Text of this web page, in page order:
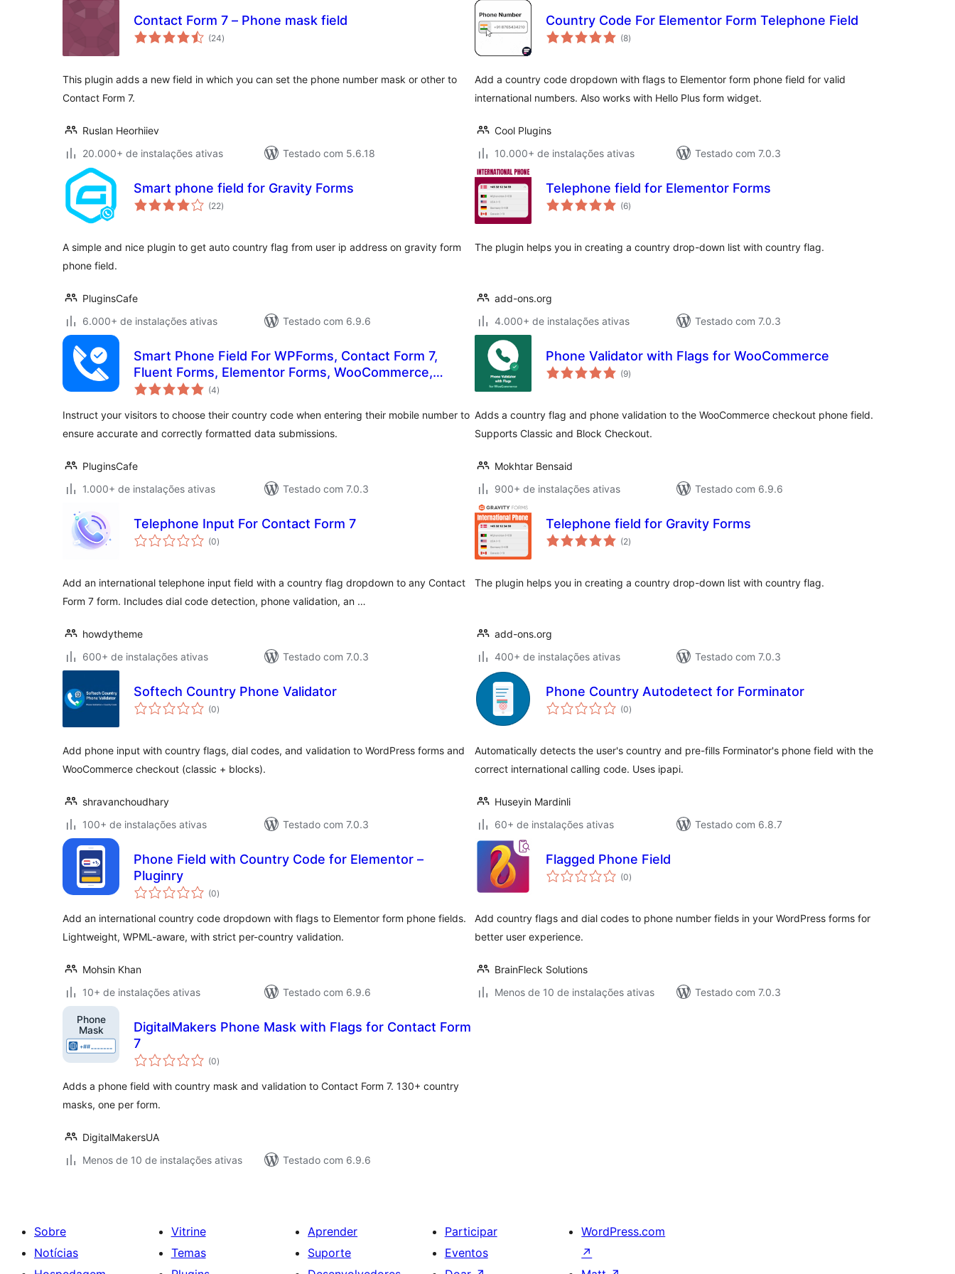
Contact Form 7 – Phone mask field
(24total
de
)
This plugin adds a new field in which you can set the phone number mask or other to
Contact Form 7.
Ruslan Heorhiiev
20.000+ de instalações ativas
Testado com 5.6.18
Country Code For Elementor Form Telephone Field
(8total
de
)
Add a country code dropdown with flags to Elementor form phone field for valid
international numbers. Also works with Hello Plus form widget.
Cool Plugins
10.000+ de instalações ativas
Testado com 7.0.3
Smart phone field for Gravity Forms
(22total
de
)
A simple and nice plugin to get auto country flag from user ip address on gravity form
phone field.
PluginsCafe
6.000+ de instalações ativas
Testado com 6.9.6
Telephone field for Elementor Forms
(6total
de
)
The plugin helps you in creating a country drop-down list with country flag.
add-ons.org
4.000+ de instalações ativas
Testado com 7.0.3
Smart Phone Field For WPForms, Contact Form 7,
Fluent Forms, Elementor Forms, WooCommerce,
Formidable Forms
(4total
de
)
Instruct your visitors to choose their country code when entering their mobile number to
ensure accurate and correctly formatted data submissions.
PluginsCafe
1.000+ de instalações ativas
Testado com 7.0.3
Phone Validator with Flags for WooCommerce
(9total
de
)
Adds a country flag and phone validation to the WooCommerce checkout phone field.
Supports Classic and Block Checkout.
Mokhtar Bensaid
900+ de instalações ativas
Testado com 6.9.6
Telephone Input For Contact Form 7
(0total
de
)
Add an international telephone input field with a country flag dropdown to any Contact
Form 7 form. Includes dial code detection, phone validation, an …
howdytheme
600+ de instalações ativas
Testado com 7.0.3
Telephone field for Gravity Forms
(2total
de
)
The plugin helps you in creating a country drop-down list with country flag.
add-ons.org
400+ de instalações ativas
Testado com 7.0.3
Softech Country Phone Validator
(0total
de
)
Add phone input with country flags, dial codes, and validation to WordPress forms and
WooCommerce checkout (classic + blocks).
shravanchoudhary
100+ de instalações ativas
Testado com 7.0.3
Phone Country Autodetect for Forminator
(0total
de
)
Automatically detects the user's country and pre-fills Forminator's phone field with the
correct international calling code. Uses ipapi.
Huseyin Mardinli
60+ de instalações ativas
Testado com 6.8.7
Phone Field with Country Code for Elementor –
Pluginry
(0total
de
)
Add an international country code dropdown with flags to Elementor form phone fields.
Lightweight, WPML-aware, with strict per-country validation.
Mohsin Khan
10+ de instalações ativas
Testado com 6.9.6
Flagged Phone Field
(0total
de
)
Add country flags and dial codes to phone number fields in your WordPress forms for
better user experience.
BrainFleck Solutions
Menos de 10 de instalações ativas
Testado com 7.0.3
DigitalMakers Phone Mask with Flags for Contact Form
7
(0total
de
)
Adds a phone field with country mask and validation to Contact Form 7. 130+ country
masks, one per form.
DigitalMakersUA
Menos de 10 de instalações ativas
Testado com 6.9.6
Sobre
Notícias
Vitrine
Temas
Aprender
Suporte
Participar
Eventos
WordPress.com
↗